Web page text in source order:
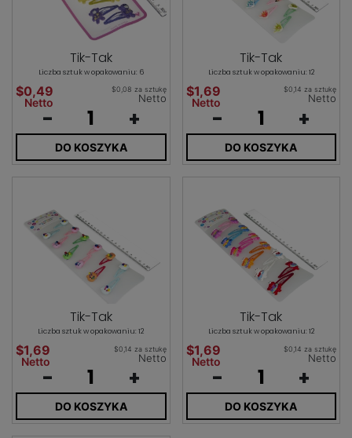
Tik-Tak
Liczba sztuk w opakowaniu: 6
$0,49
Netto
$0,08 za sztukę
Netto
- +
DO KOSZYKA
Tik-Tak
Liczba sztuk w opakowaniu: 12
$1,69
Netto
$0,14 za sztukę
Netto
- +
DO KOSZYKA
Tik-Tak
Liczba sztuk w opakowaniu: 12
$1,69
Netto
$0,14 za sztukę
Netto
- +
DO KOSZYKA
Tik-Tak
Liczba sztuk w opakowaniu: 12
$1,69
Netto
$0,14 za sztukę
Netto
- +
DO KOSZYKA